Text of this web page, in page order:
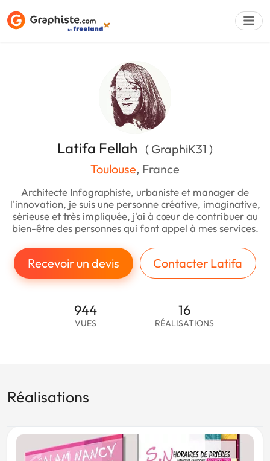
Latifa Fellah ( GraphiK31 )
Toulouse, France
Architecte Infographiste, urbaniste et manager de
l'innovation, je suis une personne créative, imaginative,
sérieuse et très impliquée, j'ai à cœur de contribuer au
bien-être des personnes qui font appel à mes services.
Recevoir un devis Contacter Latifa
944
VUES
16
RÉALISATIONS
Réalisations